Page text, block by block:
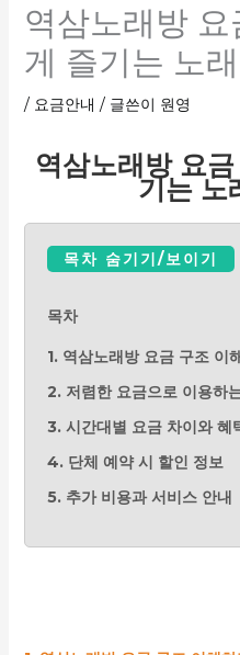
역삼노래방
게 즐기는 노
/ 요금안내 / 글쓴이 원영
역삼노래방 요
기는 노
목차 숨기기/보이기
목차
1. 역삼노래방 요금 구조 이
2. 저렴한 요금으로 이용하
3. 시간대별 요금 차이와 혜
4. 단체 예약 시 할인 정보
5. 추가 비용과 서비스 안내